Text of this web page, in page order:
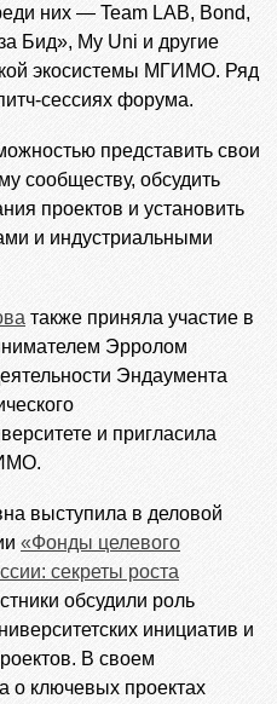
них — Team LAB, Bond,
Бид», My Uni и другие
экосистемы МГИМО. Ряд
сессиях форума.
представить свои
сообществу, обсудить
проектов и установить
и индустриальными
также приняла участие в
Эрролом
Эндаумента
и пригласила
выступила в деловой
«Фонды целевого
секреты роста
обсудили роль
инициатив и
В своем
о ключевых проектах